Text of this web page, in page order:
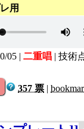
用
05 | 二重唱 | 技術
357 票 |